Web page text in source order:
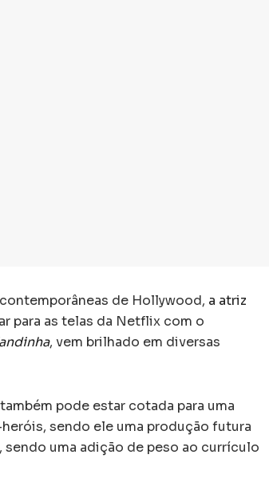
de Hollywood, a atriz
para as telas da Netflix com o
, vem brilhado em diversas
pode estar cotada para uma
sendo ele uma produção futura
, sendo uma adição de peso ao currículo